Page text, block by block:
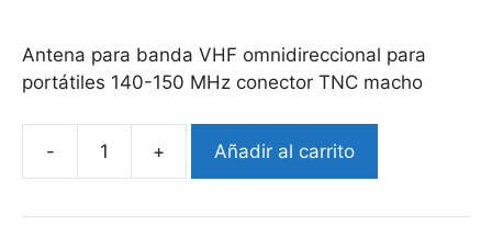
Antena para banda VHF omnidireccional para
portátiles 140-150 MHz conector TNC macho
Antena
portátil
Añadir al carrito